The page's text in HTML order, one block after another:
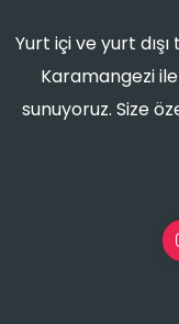
Yurt içi ve yurt
Karamangezi
sunuyoruz. Size